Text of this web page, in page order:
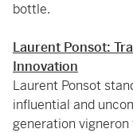
bottle.
Laurent Ponsot:
Innovation
Laurent Ponsot
influential and
generation